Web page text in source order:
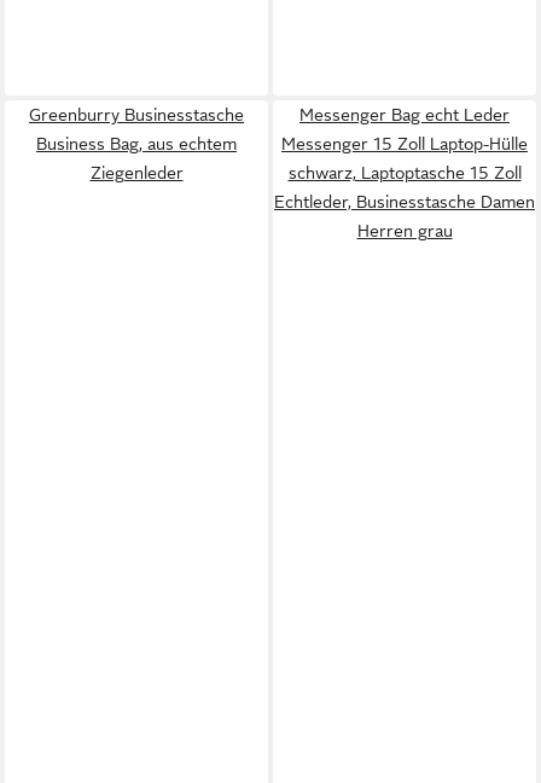
Greenburry Businesstasche
Business Bag, aus echtem
Ziegenleder
Messenger Bag echt Leder
Messenger 15 Zoll Laptop-Hülle
schwarz, Laptoptasche 15 Zoll
Echtleder, Businesstasche Damen
Herren grau